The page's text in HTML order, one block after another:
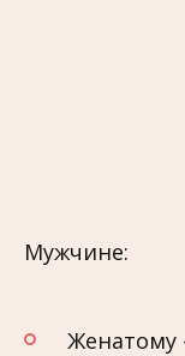
Мужчине:
Женатому